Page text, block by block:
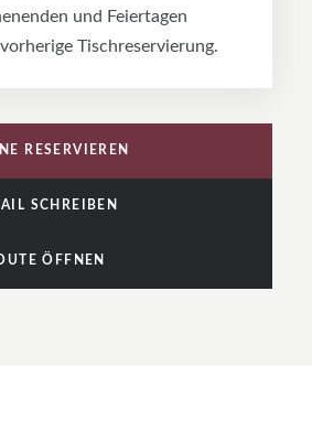
und Feiertagen
Tischreservierung.
RESERVIEREN
SCHREIBEN
ÖFFNEN